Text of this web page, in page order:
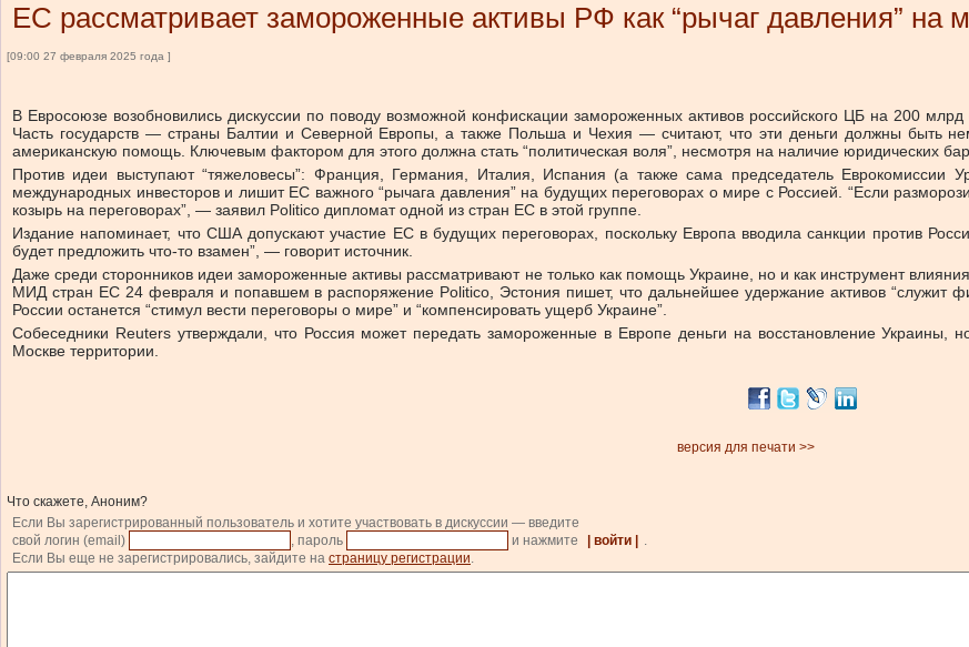
ЕС рассматривает замороженные активы РФ как “рычаг давления” на
[09:00 27 февраля 2025 года ]
В Евросоюзе возобновились дискуссии по поводу возможной конфискации замороженных активов российского ЦБ на 200
Часть государств — страны Балтии и Северной Европы, а также Польша и Чехия — считают, что эти деньги должны быть
американскую помощь. Ключевым фактором для этого должна стать “политическая воля”, несмотря на наличие юридических
Против идеи выступают “тяжеловесы”: Франция, Германия, Италия, Испания (а также сама председатель Еврокомиссии
международных инвесторов и лишит ЕС важного “рычага давления” на будущих переговорах о мире с Россией. “Если
козырь на переговорах”, — заявил Politico дипломат одной из стран ЕС в этой группе.
Издание напоминает, что США допускают участие ЕС в будущих переговорах, поскольку Европа вводила санкции против
будет предложить что-то взамен”, — говорит источник.
Даже среди сторонников идеи замороженные активы рассматривают не только как помощь Украине, но и как инструмент
МИД стран ЕС 24 февраля и попавшем в распоряжение Politico, Эстония пишет, что дальнейшее удержание активов “служит
России останется “стимул вести переговоры о мире” и “компенсировать ущерб Украине”.
Собеседники Reuters утверждали, что Россия может передать замороженные в Европе деньги на восстановление Украины,
Москве территории.
версия для печати >>
Что скажете, Аноним?
Если Вы зарегистрированный пользователь и хотите участвовать в дискуссии — введите
свой логин (email)
, пароль и нажмите | войти |
.
Если Вы еще не зарегистрировались, зайдите на страницу регистрации.